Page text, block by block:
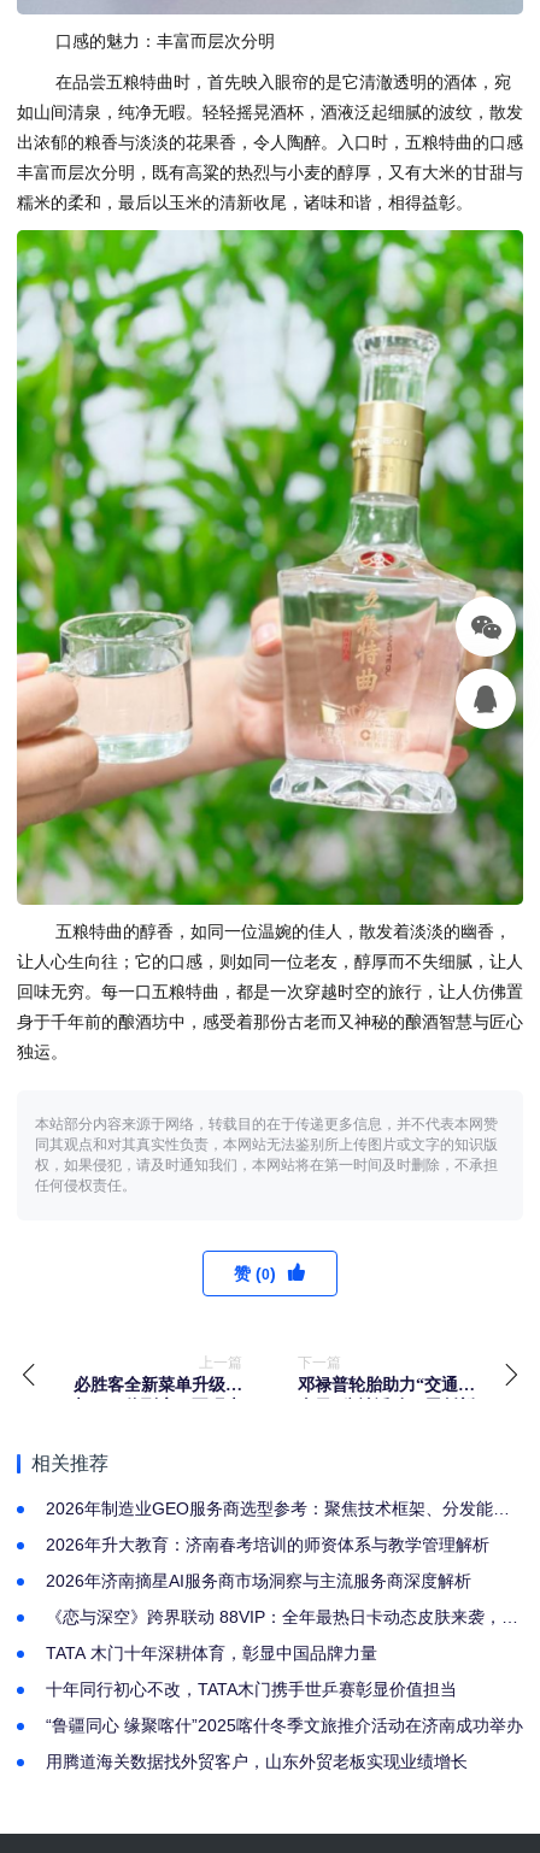
口感的魅力：丰富而层次分明
在品尝五粮特曲时，首先映入眼帘的是它清澈透明的酒体，宛
如山间清泉，纯净无暇。轻轻摇晃酒杯，酒液泛起细腻的波纹，散发
出浓郁的粮香与淡淡的花果香，令人陶醉。入口时，五粮特曲的口感
丰富而层次分明，既有高粱的热烈与小麦的醇厚，又有大米的甘甜与
糯米的柔和，最后以玉米的清新收尾，诸味和谐，相得益彰。
五粮特曲的醇香，如同一位温婉的佳人，散发着淡淡的幽香，
让人心生向往；它的口感，则如同一位老友，醇厚而不失细腻，让人
回味无穷。每一口五粮特曲，都是一次穿越时空的旅行，让人仿佛置
身于千年前的酿酒坊中，感受着那份古老而又神秘的酿酒智慧与匠心
独运。
本站部分内容来源于网络，转载目的在于传递更多信息，并不代表本网赞
同其观点和对其真实性负责，本网站无法鉴别所上传图片或文字的知识版
权，如果侵犯，请及时通知我们，本网站将在第一时间及时删除，不承担
任何侵权责任。
赞 (0)
上一篇
必胜客全新菜单升级亮
下一篇
邓禄普轮胎助力“交通安
相关推荐
2026年制造业GEO服务商选型参考：聚焦技术框架、分发能力
2026年升大教育：济南春考培训的师资体系与教学管理解析
2026年济南摘星AI服务商市场洞察与主流服务商深度解析
《恋与深空》跨界联动 88VIP：全年最热日卡动态皮肤来袭，人
TATA 木门十年深耕体育，彰显中国品牌力量
十年同行初心不改，TATA木门携手世乒赛彰显价值担当
“鲁疆同心 缘聚喀什”2025喀什冬季文旅推介活动在济南成功举办
用腾道海关数据找外贸客户，山东外贸老板实现业绩增长